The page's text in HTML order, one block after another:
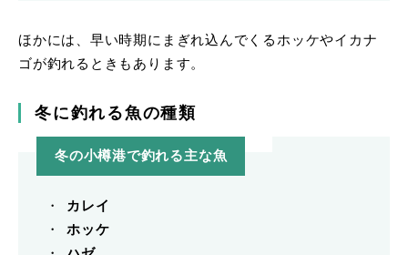
ほかには、早い時期にまぎれ込んでくるホッケやイカナ
ゴが釣れるときもあります。
冬に釣れる魚の種類
冬の小樽港で釣れる主な魚
カレイ
ホッケ